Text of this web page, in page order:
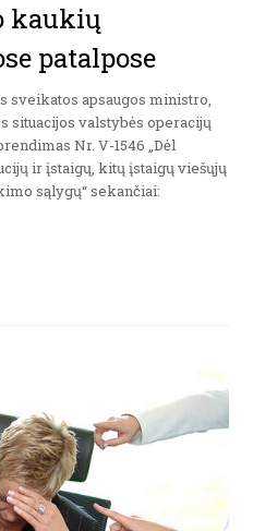
kaukių
patalpose
sveikatos apsaugos ministro,
situacijos valstybės operacijų
Nr. V-1546 „Dėl
ir įstaigų, kitų įstaigų viešųjų
sąlygų“ sekančiai: